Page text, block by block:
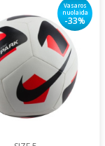
Vasaros
nuolaida
-33%